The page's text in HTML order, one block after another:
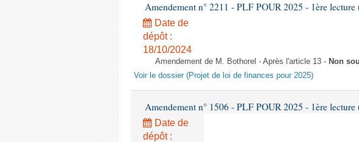
Amendement n° 2211 - PLF POUR 2025 - 1ère lecture
Date de
dépôt :
18/10/2024
Amendement de M. Bothorel - Après l'article 13 - Non
Voir le dossier (Projet de loi de finances pour 2025)
Amendement n° 1506 - PLF POUR 2025 - 1ère lecture
Date de
dépôt :